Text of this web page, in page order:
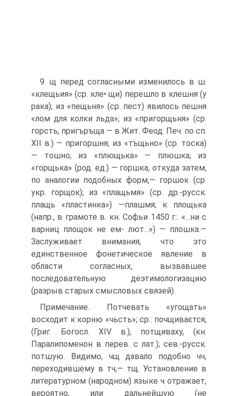
9. щ перед согласными изменилось в ш:
«клещьия» (ср. кле• щи) перешло в клешня (у
рака); из «пещьня» (ср. пест) явилось пешня
«лом для колки льда»; из «пригорщьня» (ср.
горсть, пригъръща — в Жит. Феод. Печ. по сп.
XII в.) — пригоршня; из «тъщьно» (ср. тоска)
— тошно; из «плющька» — плюшка; из
«горщька» (род. ед.) — горшка, откуда затем,
по аналогии подобных форм,— горшок (ср.
укр. горщок); из «плащьмя» (ср. др.-русск.
плащь «пластинка») —плашмя; к площька
(напр., в грамоте в. кн. Софьи 1450 г.: «...ни с
варниц площок не ем- лют...») — плошка.—
Заслуживает внимания, что это
единственное фонетическое явление в
области согласных, вызвавшее
последовательную деэтимологизацию
(разрыв старых смысловых связей).
Примечание. Потчевать «угощать»
восходит к корню «чьсть»; ср.: почщиваєтся,
(Григ. Богосл. XIV в.), потщиваху, (кн.
Паралипоменон в перев. с лат.); сев.-русск.
потшую. Видимо, чщ давало подобно чч,
переходившему в тч,— тщ. Установление в
литературном (народном) языке ч отражает,
вероятно, или дальнейшую (не